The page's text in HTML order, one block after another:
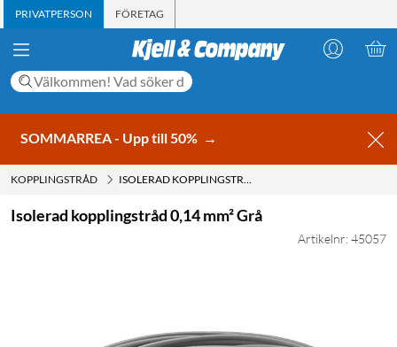
PRIVATPERSON FÖRETAG
SOMMARREA - Upp till 50% →
KOPPLINGSTRÅD ISOLERAD KOPPLINGSTRÅD 0,14 MM² GRÅ
Isolerad kopplingstråd 0,14 mm² Grå
Artikelnr: 45057